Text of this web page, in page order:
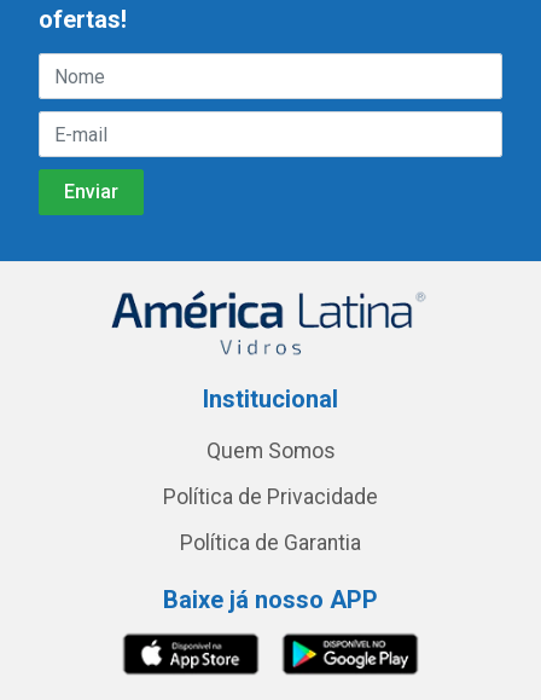
ofertas!
Institucional
Quem Somos
Política de Privacidade
Política de Garantia
Baixe já nosso APP